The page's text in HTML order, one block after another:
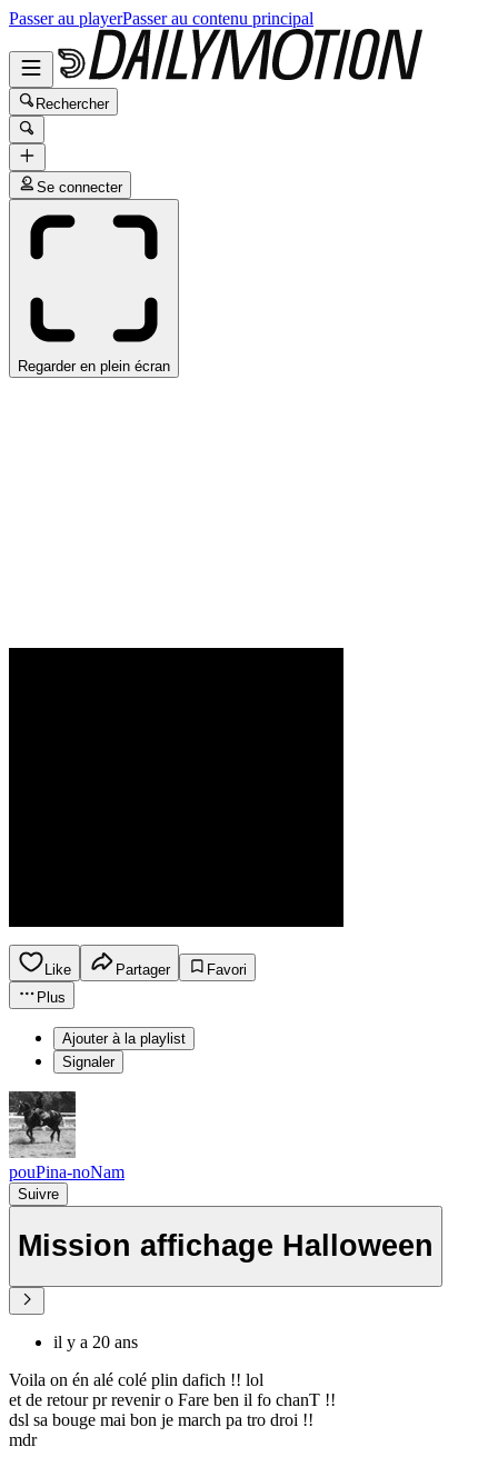
Passer au playerPasser au contenu principal
Rechercher
Se connecter
Regarder en plein écran
Like Partager
Favori
Plus
Ajouter à la playlist
Signaler
pouPina-noNam
Suivre
Mission affichage Halloween
il y a 20 ans
Voila on én alé colé plin dafich !! lol
et de retour pr revenir o Fare ben il fo chanT !!
dsl sa bouge mai bon je march pa tro droi !!
mdr